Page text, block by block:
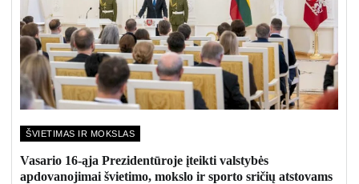
ŠVIETIMAS IR MOKSLAS
Vasario 16-ąja Prezidentūroje įteikti valstybės
apdovanojimai švietimo, mokslo ir sporto sričių atstovams